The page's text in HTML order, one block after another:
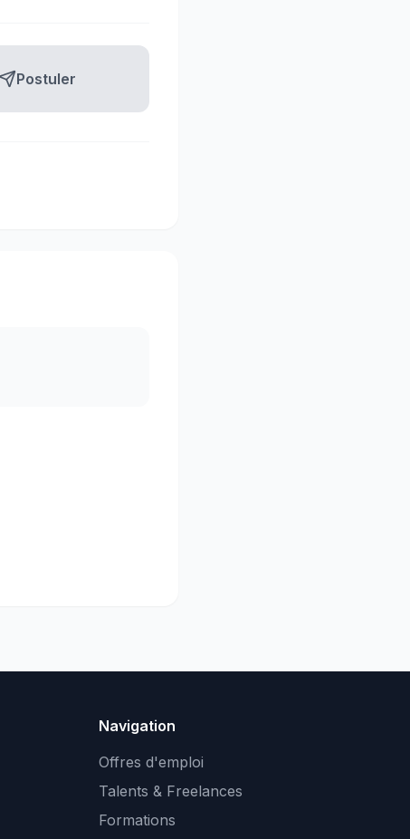
Postuler
Navigation
Offres d'emploi
Talents & Freelances
Formations